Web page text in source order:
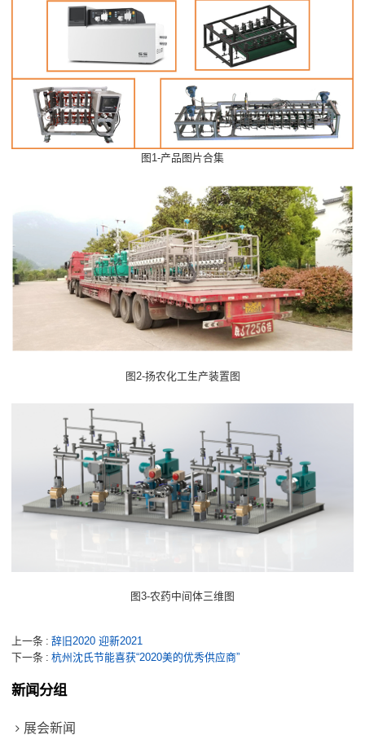
图 1-产品图片合集
图 2-扬农化工生产装置图
图3-农药中间体三维图
上一条
辞旧2020 迎新2021
下一条
杭州沈氏节能喜获“2020美的优秀供应商”
新闻分组
展会新闻